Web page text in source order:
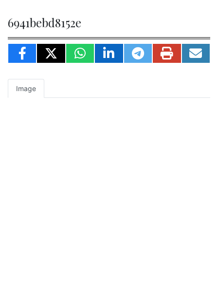
6941bebd8152e
Image